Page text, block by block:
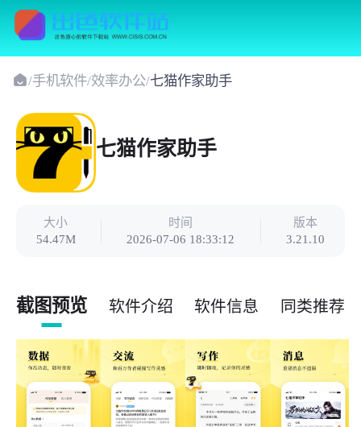
/手机软件/效率办公/七猫作家助手
七猫作家助手
大小
54.47M
时间
2026-07-06 18:33:12
版本
3.21.10
截图预览 软件介绍 软件信息 同类推荐